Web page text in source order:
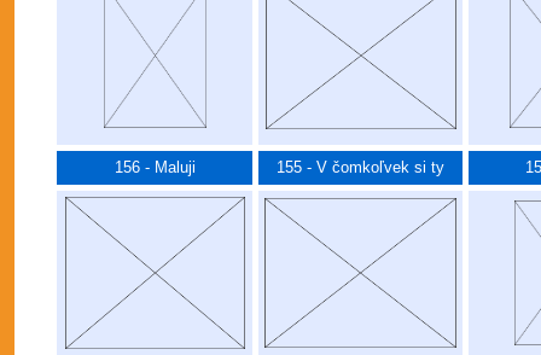
156 - Maluji 155 - V čomkoľvek si ty